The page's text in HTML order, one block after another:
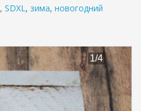
, SDXL, зима, новогодний